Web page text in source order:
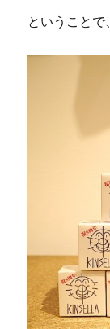
ということで